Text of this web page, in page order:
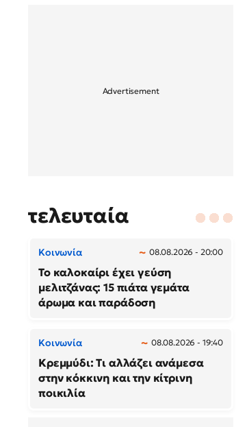
τελευταία
Κοινωνία 08.08.2026 - 20:00
Το καλοκαίρι έχει γεύση
μελιτζάνας: 15 πιάτα γεμάτα
άρωμα και παράδοση
Κοινωνία 08.08.2026 - 19:40
Κρεμμύδι: Τι αλλάζει ανάμεσα
στην κόκκινη και την κίτρινη
ποικιλία